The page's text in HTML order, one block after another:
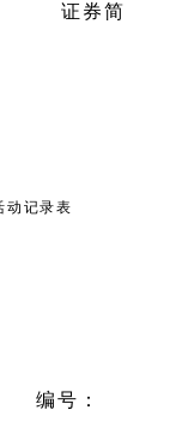
证券简
动记录表
编号：